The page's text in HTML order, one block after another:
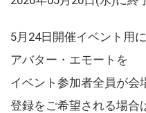
5月24日開催イベント用
アバター・エモートを
イベント参加者全員が会
登録をご希望される場合